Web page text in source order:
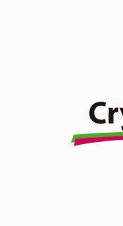
Insecticida
por